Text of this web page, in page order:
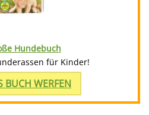
Hundebuch
für Kinder!
BUCH WERFEN